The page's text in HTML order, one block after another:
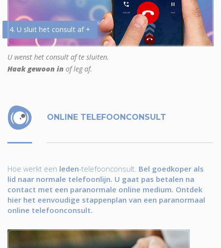
4. U sluit het consult af +
U wenst het consult af te sluiten.
Haak gewoon in of leg af.
ONLINE TELEFOONCONSULT
Hoe werkt een leden-telefoonconsult. Bel goedkoper als
lid naar normale telefoonlijn. U gaat pas betalen na
contact met een paranormale online medium. Ontdek
hier het eenvoudige stappenplan van een paranormaal
online telefoonconsult.